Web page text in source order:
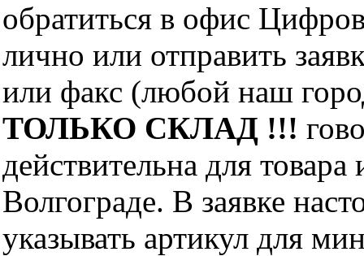
обратиться в офис
лично или отправить
или факс (любой наш
ТОЛЬКО СКЛАД !!!
действительна для
Волгограде. В заявке
указывать артикул для